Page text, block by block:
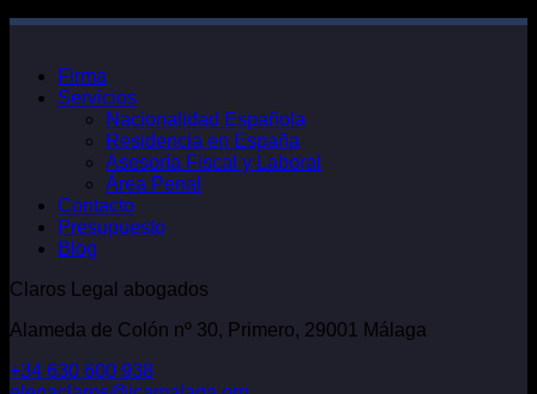
Firma
Servicios
Nacionalidad Española
Residencia en España
Asesoría Fiscal y Laboral
Área Penal
Contacto
Presupuesto
Blog
Claros Legal abogados
Alameda de Colón nº 30, Primero, 29001 Málaga
+34 630 600 938